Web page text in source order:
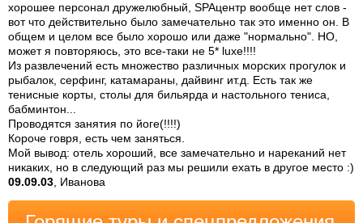
хорошее персонал дружелюбный, SPAцентр вообще нет слов -
вот что действительно было замечательно так это именно он. В
общем и целом все было хорошо или даже "нормально". НО,
может я повторяюсь, это все-таки не 5* luxe!!!!
Из развлечений есть множество различных морских прогулок и
рыбалок, серфинг, катамараны, дайвинг ит.д. Есть так же
тенисные корты, столы для бильярда и настольного тениса,
бабминтон...
Проводятся занятия по йоге(!!!!)
Короче говря, есть чем заняться.
Мой вывод: отель хороший, все замечательно и нареканий нет
никаких, но в следующий раз мы решили ехать в другое место :)
09.09.03 , Иванова